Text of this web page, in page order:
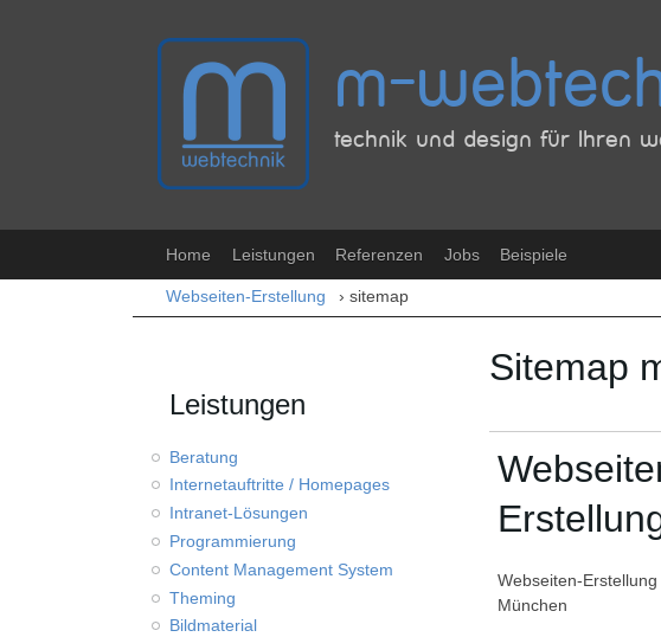
Sekundärmenü
m-
technik und design für Ihren
Hauptmenü
Home Leistungen Referenzen Jobs Beispiele
Sie sind hier
Webseiten-Erstellung München
› sitemap
Leistungen
Beratung
Internetauftritte / Homepages
Intranet-Lösungen
Programmierung
Content Management System
Theming
Bildmaterial
Sitemap
Webseiten-Erstellung
München